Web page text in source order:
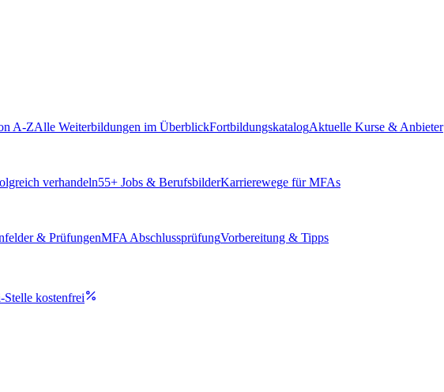
A-ZAlle Weiterbildungen im ÜberblickFortbildungskatalogAktuelle Kurse & Anbieter
verhandeln55+ Jobs & BerufsbilderKarrierewege für MFAs
& PrüfungenMFA AbschlussprüfungVorbereitung & Tipps
Stelle kostenfrei